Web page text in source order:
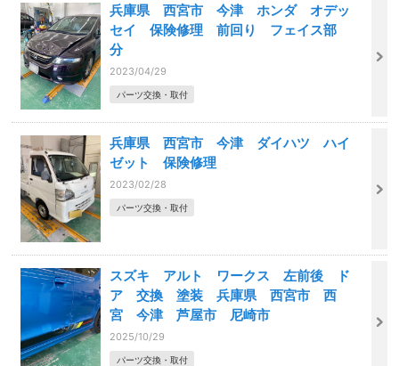
兵庫県 西宮市 今津 ホンダ オデッ
セイ 保険修理 前回り フェイス部
分
2023/04/29
パーツ交換・取付
兵庫県 西宮市 今津 ダイハツ ハイ
ゼット 保険修理
2023/02/28
パーツ交換・取付
スズキ アルト ワークス 左前後 ド
ア 交換 塗装 兵庫県 西宮市 西
宮 今津 芦屋市 尼崎市
2025/10/29
パーツ交換・取付